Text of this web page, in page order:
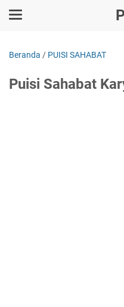
Beranda / PUISI SAHABAT
Puisi Sahabat